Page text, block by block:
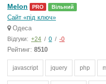
Melon PRO Вільний
Сайт «під ключ»
Одеса
Відгуки: +24 / 0 / -0
Рейтинг: 8510
javascript jquery php